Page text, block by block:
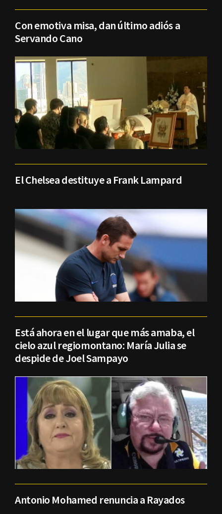
Con emotiva misa, dan último adiós a
Servando Cano
El Chelsea destituye a Frank Lampard
Está ahora en el lugar que más amaba, el
cielo azul regiomontano: María Julia se
despide de Joel Sampayo
Antonio Mohamed renuncia a Rayados